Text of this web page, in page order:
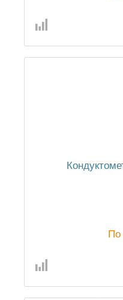
По